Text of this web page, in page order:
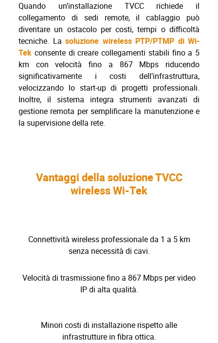
Quando un’installazione TVCC richiede il
collegamento di sedi remote, il cablaggio può
diventare un ostacolo per costi, tempi o difficoltà
tecniche. La soluzione wireless PTP/PTMP di Wi-
Tek consente di creare collegamenti stabili fino a 5
km con velocità fino a 867 Mbps riducendo
significativamente i costi dell’infrastruttura,
velocizzando lo start-up di progetti professionali.
Inoltre, il sistema integra strumenti avanzati di
gestione remota per semplificare la manutenzione e
la supervisione della rete.
Vantaggi della soluzione TVCC
wireless Wi-Tek
Connettività wireless professionale da 1 a 5 km
senza necessità di cavi.
Velocità di trasmissione fino a 867 Mbps per video
IP di alta qualità.
Minori costi di installazione rispetto alle
infrastrutture in fibra ottica.